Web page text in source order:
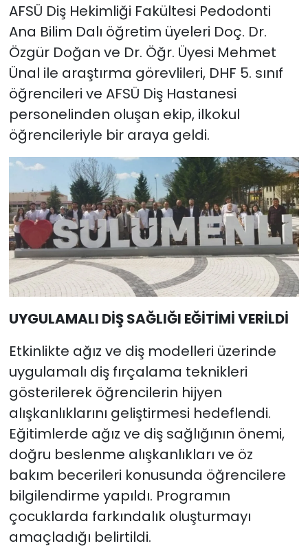
AFSÜ Diş Hekimliği Fakültesi Pedodonti
Ana Bilim Dalı öğretim üyeleri Doç. Dr.
Özgür Doğan ve Dr. Öğr. Üyesi Mehmet
Ünal ile araştırma görevlileri, DHF 5. sınıf
öğrencileri ve AFSÜ Diş Hastanesi
personelinden oluşan ekip, ilkokul
öğrencileriyle bir araya geldi.
UYGULAMALI DİŞ SAĞLIĞI EĞİTİMİ VERİLDİ
Etkinlikte ağız ve diş modelleri üzerinde
uygulamalı diş fırçalama teknikleri
gösterilerek öğrencilerin hijyen
alışkanlıklarını geliştirmesi hedeflendi.
Eğitimlerde ağız ve diş sağlığının önemi,
doğru beslenme alışkanlıkları ve öz
bakım becerileri konusunda öğrencilere
bilgilendirme yapıldı. Programın
çocuklarda farkındalık oluşturmayı
amaçladığı belirtildi.